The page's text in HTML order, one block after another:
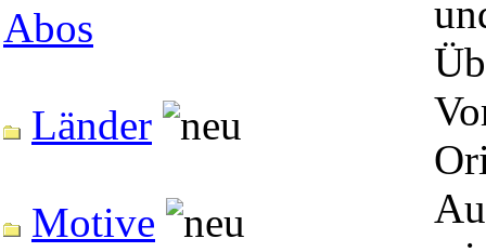
Abos
Länder
Motive